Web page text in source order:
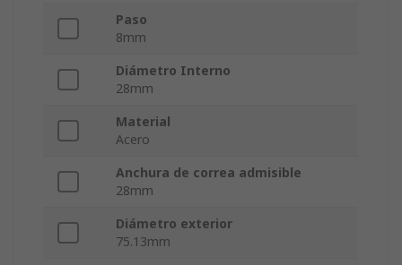
Paso
8mm
Diámetro Interno
28mm
Material
Acero
Anchura de correa admisible
28mm
Diámetro exterior
75.13mm